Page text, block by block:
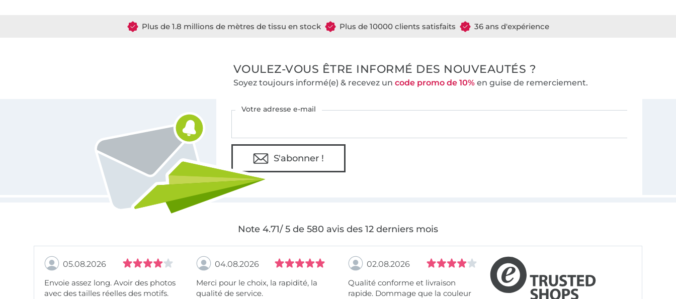
Plus de 1.8 millions de mètres de tissu en stock Plus de 10000 clients satisfaits 36 ans d'expérience
VOULEZ-VOUS ÊTRE INFORMÉ DES NOUVEAUTÉS ?
Soyez toujours informé(e) & recevez un code promo de 10%en guise de remerciement.
Votre adresse e-mail
S'abonner !
Note 4.71/ 5 de 580 avis des 12 derniers mois
05.08.2026
Envoie assez long. Avoir des photos
avec des tailles réelles des motifs.
04.08.2026
Merci pour le choix, la rapidité, la
qualité de service.
02.08.2026
Qualité conforme et livraison
rapide. Dommage que la couleur